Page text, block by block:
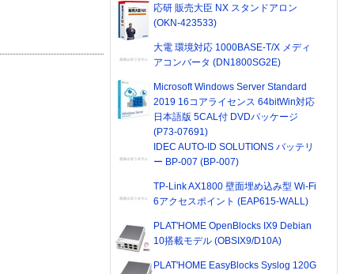
応研 販売大臣 NX スタンドアロン
(OKN-423533)
大電 環境対応 1000BASE-T/X メディ
アコンバータ (DN1800SG2E)
Microsoft Windows Server Standard
2019 16コアライセンス 64bitWin対応
日本語版 5CAL付 DVDパッケージ
(P73-07691)
IDEC AUTO-ID SOLUTIONS バッテリ
ー BP-007 (BP-007)
TP-Link AX1800 壁面埋め込み型 Wi-Fi
6アクセスポイント (EAP615-WALL)
PLAT'HOME OpenBlocks IX9 Debian
10搭載モデル (OBSIX9/D10A)
PLAT'HOME EasyBlocks Syslog 120G